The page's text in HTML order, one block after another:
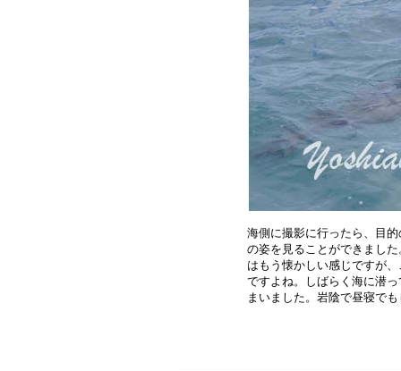
海側に撮影に行ったら、目
の姿を見ることができまし
はもう懐かしい感じですが
ですよね。しばらく海に潜